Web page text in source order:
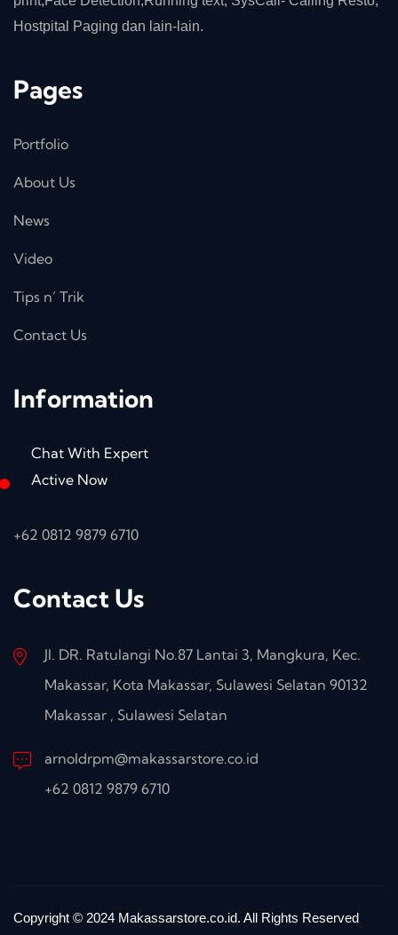
Hostpital Paging dan lain-lain.
Pages
Portfolio
About Us
News
Video
Tips n’ Trik
Contact Us
Information
Chat With Expert
Active Now
+62 0812 9879 6710
Contact Us
Jl. DR. Ratulangi No.87 Lantai 3, Mangkura, Kec.
Makassar, Kota Makassar, Sulawesi Selatan 90132
Makassar , Sulawesi Selatan
arnoldrpm@makassarstore.co.id
+62 0812 9879 6710
Copyright © 2024 Makassarstore.co.id. All Rights Reserved